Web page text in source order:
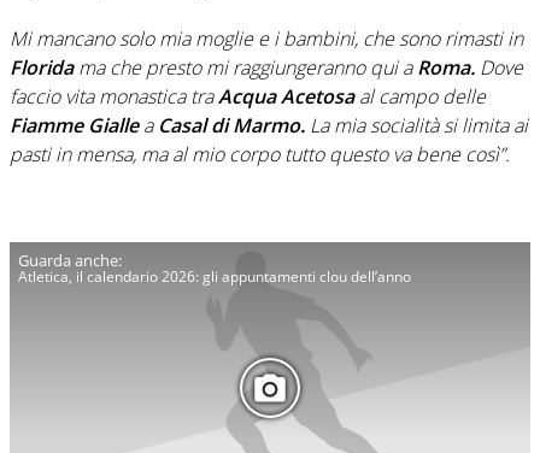
Mi mancano solo mia moglie e i bambini, che sono rimasti in
Floridama che presto mi raggiungeranno qui aRoma. Dove
faccio vita monastica traAcqua Acetosaal campo delle
Fiamme Giallea Casal di Marmo. La mia socialità si limita ai
pasti in mensa, ma al mio corpo tutto questo va bene così”.
Atletica, il calendario 2026: gli appuntamenti clou dell’anno